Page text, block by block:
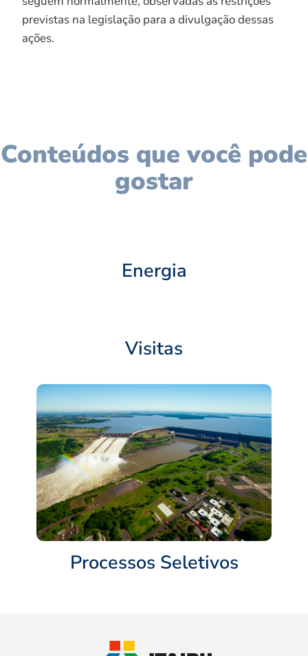
previstas na legislação para a divulgação dessas
ações.
Conteúdos que você pode
gostar
Energia
Visitas
Processos Seletivos